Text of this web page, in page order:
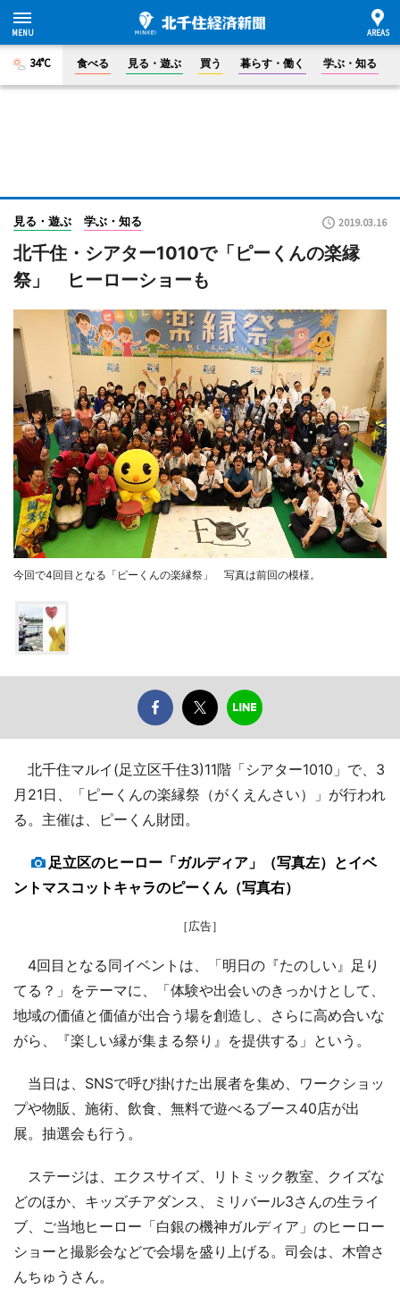
34°C 食べる 見る・遊ぶ 買う 暮らす・働く 学ぶ・知る
見る・遊ぶ 学ぶ・知る 2019.03.16
北千住・シアター1010で「ピーくんの楽縁
祭」 ヒーローショーも
今回で4回目となる「ピーくんの楽縁祭」 写真は前回の模様。
北千住マルイ(足立区千住3)11階「シアター1010」で、3
月21日、「ピーくんの楽縁祭（がくえんさい）」が行われ
る。主催は、ピーくん財団。
足立区のヒーロー「ガルディア」（写真左）とイベ
ントマスコットキャラのピーくん（写真右）
［広告］
4回目となる同イベントは、「明日の『たのしい』足り
てる？」をテーマに、「体験や出会いのきっかけとして、
地域の価値と価値が出合う場を創造し、さらに高め合いな
がら、『楽しい縁が集まる祭り』を提供する」という。
当日は、SNSで呼び掛けた出展者を集め、ワークショッ
プや物販、施術、飲食、無料で遊べるブース40店が出
展。抽選会も行う。
ステージは、エクスサイズ、リトミック教室、クイズな
どのほか、キッズチアダンス、ミリバール3さんの生ライ
ブ、ご当地ヒーロー「白銀の機神ガルディア」のヒーロー
ショーと撮影会などで会場を盛り上げる。司会は、木曽さ
んちゅうさん。